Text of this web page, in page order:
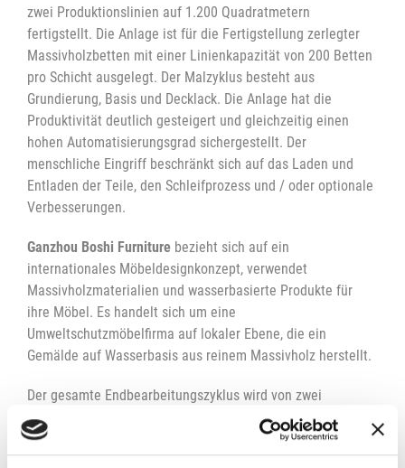
zwei Produktionslinien auf 1.200 Quadratmetern
fertigstellt. Die Anlage ist für die Fertigstellung zerlegter
Massivholzbetten mit einer Linienkapazität von 200 Betten
pro Schicht ausgelegt. Der Malzyklus besteht aus
Grundierung, Basis und Decklack. Die Anlage hat die
Produktivität deutlich gesteigert und gleichzeitig einen
hohen Automatisierungsgrad sichergestellt. Der
menschliche Eingriff beschränkt sich auf das Laden und
Entladen der Teile, den Schleifprozess und / oder optionale
Verbesserungen.
Ganzhou Boshi Furniture bezieht sich auf ein
internationales Möbeldesignkonzept, verwendet
Massivholzmaterialien und wasserbasierte Produkte für
ihre Möbel. Es handelt sich um eine
Umweltschutzmöbelfirma auf lokaler Ebene, die ein
Gemälde auf Wasserbasis aus reinem Massivholz herstellt.
Der gesamte Endbearbeitungszyklus wird von zwei
verschiedenen Linien betrieben: eine Linie ist für die
Applikation der Grundierung verantwortlich und besteht aus
einem Ladebereich, 3 Kabinen (2 automatische Kabinen mit